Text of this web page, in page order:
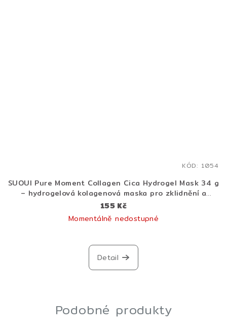
SUOUI Pure Moment Collagen Cica Hydrogel Mask 34 g
– hydrogelová kolagenová maska pro zklidnění a
liftingový efekt
155 Kč
Momentálně nedostupné
Detail
KÓD: 1054
Podobné produkty